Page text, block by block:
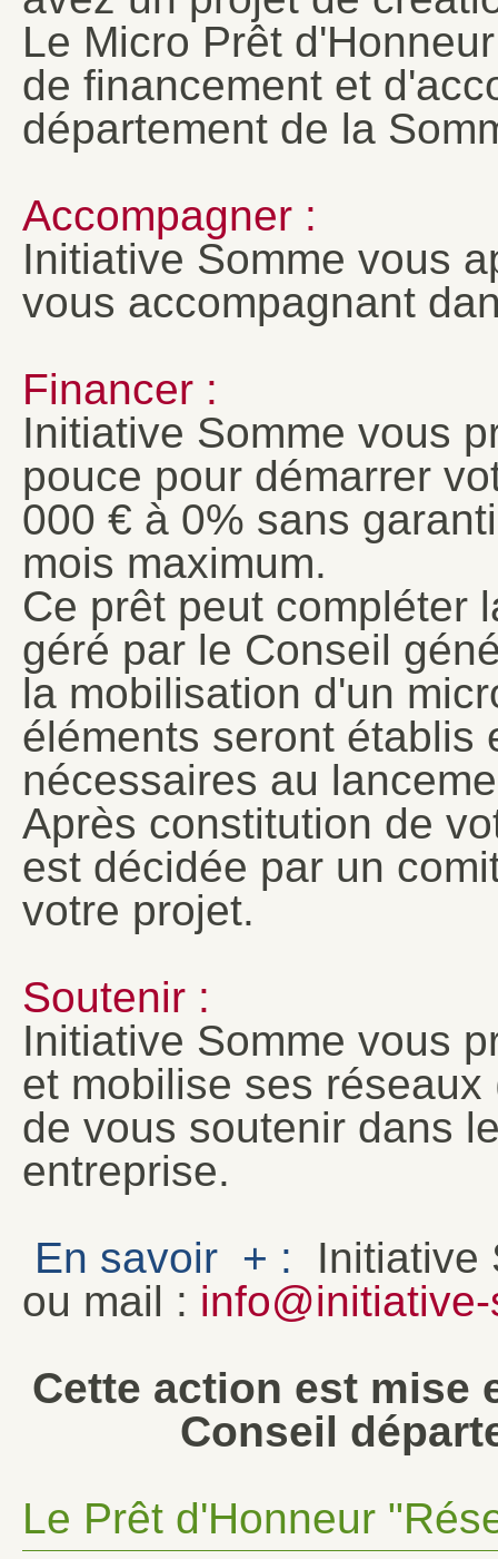
Le Micro Prêt
de financement et
département de la
Accompagner :
Initiative Somme vous
vous accompagnant
Financer :
Initiative Somme vous
pouce pour démarrer
000 € à 0% sans
mois maximum.
Ce prêt peut compléter
géré par le Conseil
la mobilisation d'un
éléments seront établis
nécessaires au
Après constitution de
est décidée par un
votre projet.
Soutenir :
Initiative Somme vous
et mobilise ses
de vous soutenir dans
entreprise.
En savoir + :
Initiative
ou mail :
Cette action est mise
Conseil
Le Prêt d'Honneur